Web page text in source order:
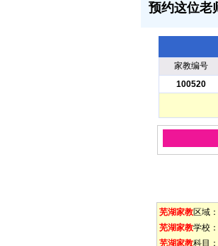
预约这位老
家教编号
100520
芜湖家教区域：
芜湖家教学校：
芜湖家教科目：